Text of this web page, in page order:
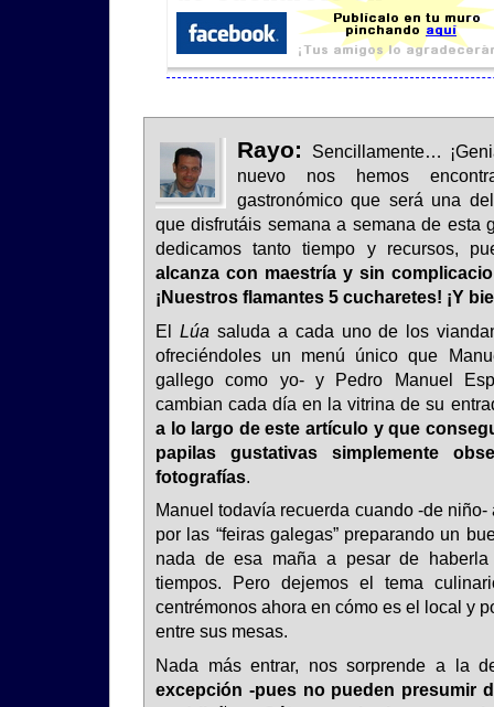
Rayo:
Sencillamente…
nuevo nos hemos
gastronómico que será una
que disfrutáis semana a semana de esta
dedicamos tanto tiempo y recursos,
alcanza con maestría y sin
¡Nuestros flamantes 5 cucharetes! ¡Y
El Lúa saluda a cada uno de los
ofreciéndoles un menú único que
gallego como yo- y Pedro Manuel
cambian cada día en la vitrina de su
a lo largo de este artículo y que
papilas gustativas simplemente
fotografías.
Manuel todavía recuerda cuando -de
por las “feiras galegas” preparando un
nada de esa maña a pesar de
tiempos. Pero dejemos el tema
centrémonos ahora en cómo es el local y
entre sus mesas.
Nada más entrar, nos sorprende a la
excepción -pues no pueden presumir